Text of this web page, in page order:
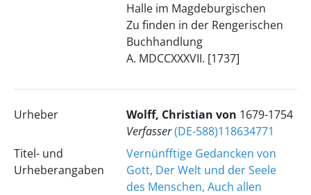
Halle im Magdeburgischen
Zu finden in der Rengerischen
Buchhandlung
A. MDCCXXXVII. [1737]
Urheber Wolff, Christian von 1679-1754
Verfasser(DE-588)118634771
Titel- und
Urheberangaben
Vernünfftige Gedancken von
Gott, Der Welt und der Seele
des Menschen, Auch allen